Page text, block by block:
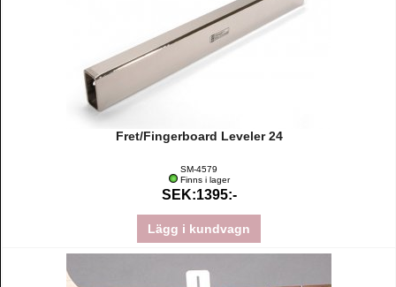
Fret/Fingerboard Leveler 24
SM-4579
Finns i lager
SEK:1395:-
Lägg i kundvagn